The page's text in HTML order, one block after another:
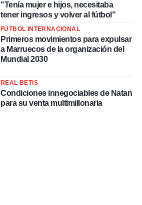
"Tenía mujer e hijos, necesitaba
tener ingresos y volver al fútbol"
FÚTBOL INTERNACIONAL
Primeros movimientos para expulsar
a Marruecos de la organización del
Mundial 2030
REAL BETIS
Condiciones innegociables de Natan
para su venta multimillonaria